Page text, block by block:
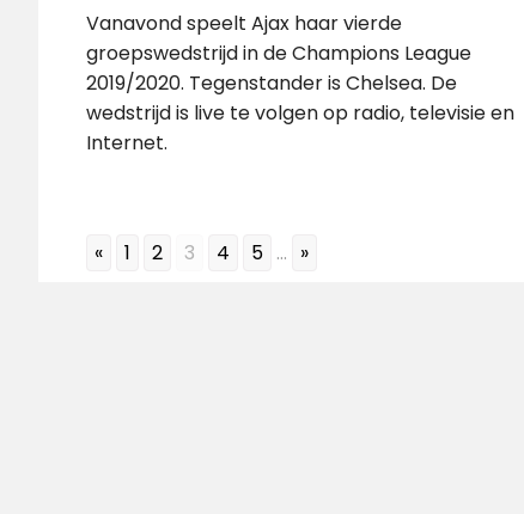
Vanavond speelt Ajax haar vierde
groepswedstrijd in de Champions League
2019/2020. Tegenstander is Chelsea. De
wedstrijd is live te volgen op radio, televisie en
Internet.
« 1 2 3 4 5 ... »